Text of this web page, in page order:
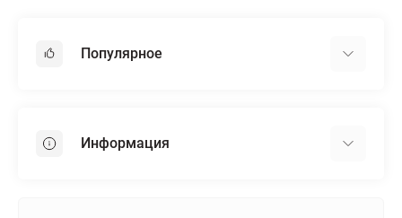
Популярное
Пенопласт
Информация